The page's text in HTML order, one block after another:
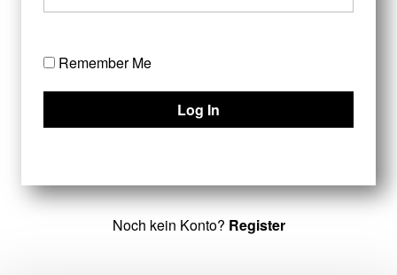
Remember Me
Noch kein Konto? Register